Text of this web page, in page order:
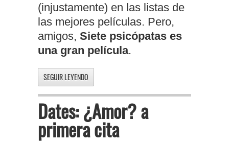
(injustamente) en las listas de
las mejores películas. Pero,
amigos, Siete psicópatas es
una gran película.
SEGUIR LEYENDO
Dates: ¿Amor? a
primera cita